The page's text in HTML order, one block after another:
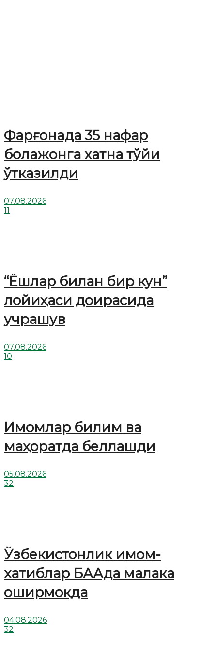
Фарғонада 35 нафар
болажонга хатна тўйи
ўтказилди
07.08.2026
11
“Ёшлар билан бир кун”
лойиҳаси доирасида
учрашув
07.08.2026
10
Имомлар билим ва
маҳоратда беллашди
05.08.2026
32
Ўзбекистонлик имом-
хатиблар БААда малака
оширмоқда
04.08.2026
32